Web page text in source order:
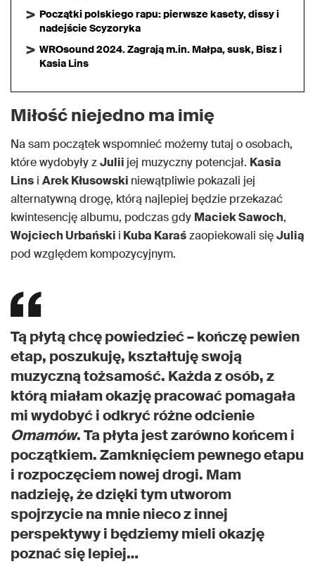
Początki polskiego rapu: pierwsze kasety, dissy i
nadejście Scyzoryka
WROsound 2024. Zagrają m.in. Małpa, susk, Bisz i
Kasia Lins
Miłość niejedno ma imię
Na sam początek wspomnieć możemy tutaj o osobach,
które wydobyły zJulii jej muzyczny potencjał. Kasia
Lins i Arek Kłusowski niewątpliwie pokazali jej
alternatywną drogę, którą najlepiej będzie przekazać
kwintesencję albumu, podczas gdy Maciek Sawoch,
Wojciech Urbański i Kuba Karaśzaopiekowali sięJulią
pod względem kompozycyjnym.
Tą płytą chcę powiedzieć – kończę pewien
etap, poszukuję, kształtuję swoją
muzyczną tożsamość. Każda z osób, z
którą miałam okazję pracować pomagała
mi wydobyć i odkryć różne odcienie
Omamów. Ta płyta jest zarówno końcem i
początkiem. Zamknięciem pewnego etapu
i rozpoczęciem nowej drogi. Mam
nadzieję, że dzięki tym utworom
spojrzycie na mnie nieco z innej
perspektywy i będziemy mieli okazję
poznać się lepiej…